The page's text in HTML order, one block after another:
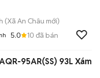
(Xã An Châu mới)
5.0 10 đã bán
95AR(SS) 93L Xám